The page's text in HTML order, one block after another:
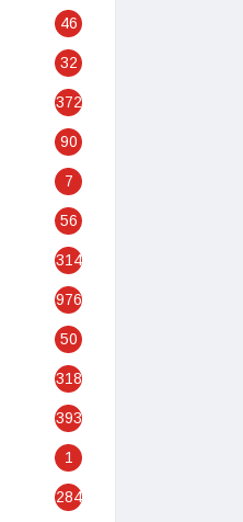
46
32
372
90
7
56
314
976
50
318
393
1
284